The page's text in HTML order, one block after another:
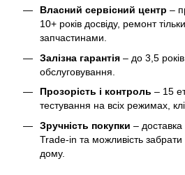
Власний сервісний центр –
10+ років досвіду, ремонт
запчастинами.
Залізна гарантія – до 3,5
обслуговування.
Прозорість і контроль – 15
тестування на всіх режимах,
Зручність покупки – доставка
Trade-in та можливість забрати
дому.